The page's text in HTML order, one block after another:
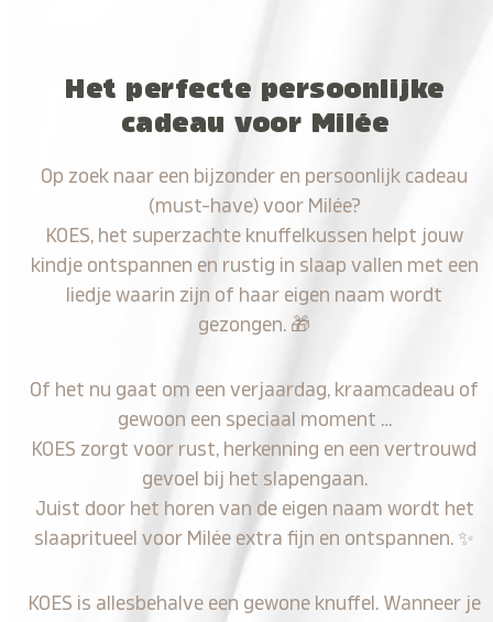
Het perfecte persoonlijke
cadeau voor Milée
Op zoek naar een bijzonder en persoonlijk cadeau
(must-have) voor Milée?
KOES, het superzachte knuffelkussen helpt jouw
kindje ontspannen en rustig in slaap vallen met een
liedje waarin zijn of haar eigen naam wordt
gezongen. 🎁
Of het nu gaat om een verjaardag, kraamcadeau of
gewoon een speciaal moment …
KOES zorgt voor rust, herkenning en een vertrouwd
gevoel bij het slapengaan.
Juist door het horen van de eigen naam wordt het
slaapritueel voor Milée extra fijn en ontspannen. ✨
KOES is allesbehalve een gewone knuffel. Wanneer je